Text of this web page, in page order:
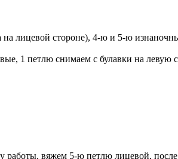
лицевой стороне), 4-ю и 5-ю
1 петлю снимаем с булавки на левую
вяжем 5-ю петлю лицевой,